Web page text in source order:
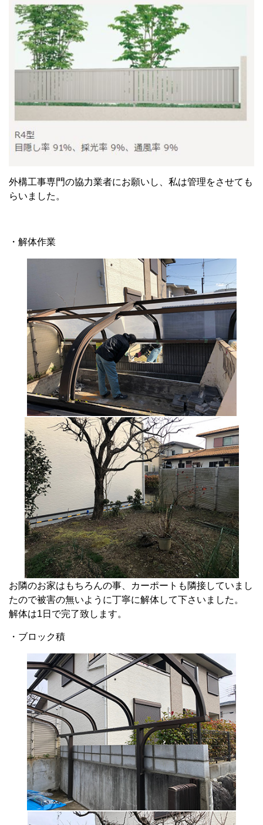
外構工事専門の協力業者にお願いし、私は管理をさせても
らいました。
・解体作業
お隣のお家はもちろんの事、カーポートも隣接していまし
たので被害の無いように丁寧に解体して下さいました。
解体は1日で完了致します。
・ブロック積